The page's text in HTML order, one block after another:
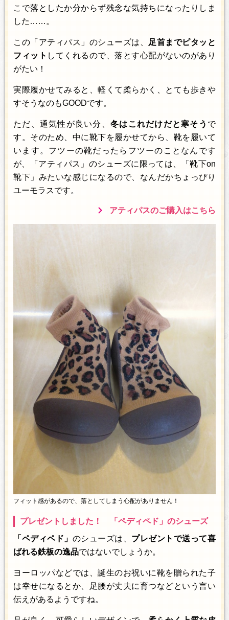
こで落としたか分からず残念な気持ちになったりしま
した……。
この「アティパス」のシューズは、 足首までピタッと
フィット してくれるので、落とす心配がないのがあり
がたい！
実際履かせてみると、軽くて柔らかく、とても歩きや
すそうなのもGOODです。
ただ、通気性が良い分、 冬はこれだけだと寒そう で
す。そのため、中に靴下を履かせてから、靴を履いて
います。フツーの靴だったらフツーのことなんです
が、「アティパス」のシューズに限っては、「靴下on
靴下」みたいな感じになるので、なんだかちょっぴり
ユーモラスです。
アティパスのご購入はこちら
フィット感があるので、落としてしまう心配がありません！
プレゼントしました！ 「ペディペド」のシューズ
「ペディペド」 のシューズは、 プレゼントで送って喜
ばれる鉄板の逸品ではないでしょうか。
ヨーロッパなどでは、誕生のお祝いに靴を贈られた子
は幸せになるとか、足腰が丈夫に育つなどという言い
伝えがあるようですね。